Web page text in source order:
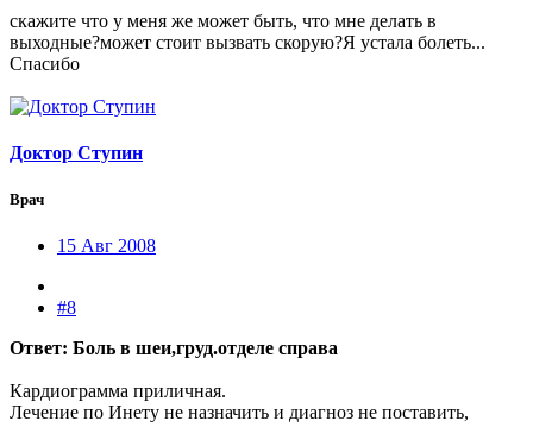
скажите что у меня же может быть, что мне делать в
выходные?может стоит вызвать скорую?Я устала болеть...
Спасибо
Доктор Ступин
Врач
15 Авг 2008
#8
Ответ: Боль в шеи,груд.отделе справа
Кардиограмма приличная.
Лечение по Инету не назначить и диагноз не поставить,